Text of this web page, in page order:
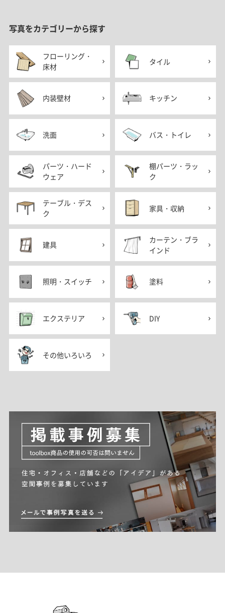
写真をカテゴリーから探す
フローリング・
床材
タイル
内装壁材 キッチン
洗面 バス・トイレ
パーツ・ハード
ウェア
棚パーツ・ラッ
ク
テーブル・デス
ク
家具・収納
建具
カーテン・ブラ
インド
照明・スイッチ 塗料
エクステリア DIY
その他いろいろ